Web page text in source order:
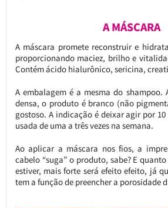
A MÁSCARA
A máscara promete reconstruir e
proporcionando maciez, brilho e
Contém ácido hialurônico, sericina,
A embalagem é a mesma do shampoo.
densa, o produto é branco (não
gostoso. A indicação é deixar agir por
usada de uma a três vezes na semana.
Ao aplicar a máscara nos fios, a
cabelo “suga” o produto, sabe? E
estiver, mais forte será efeito efeito, já
tem a função de preencher a porosidade